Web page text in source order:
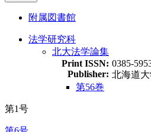
附属図書館
法学研究科
北大法学論集
Print ISSN: 0385-
Publisher: 北海道
第56巻
第1号